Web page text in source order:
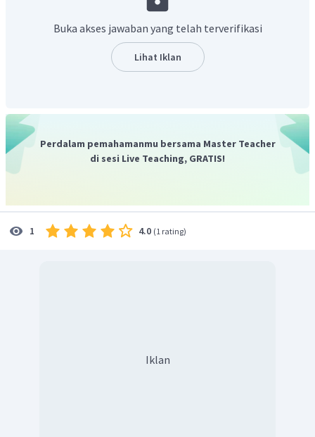
Buka akses jawaban yang telah terverifikasi
Lihat Iklan
Perdalam pemahamanmu bersama Master Teacher
di sesi Live Teaching, GRATIS!
1 4.0 (1 rating)
Iklan